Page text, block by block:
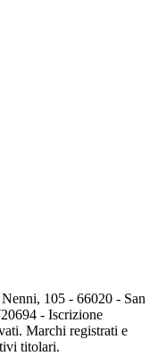
105 - 66020 - San
- Iscrizione
Marchi registrati e
titolari.